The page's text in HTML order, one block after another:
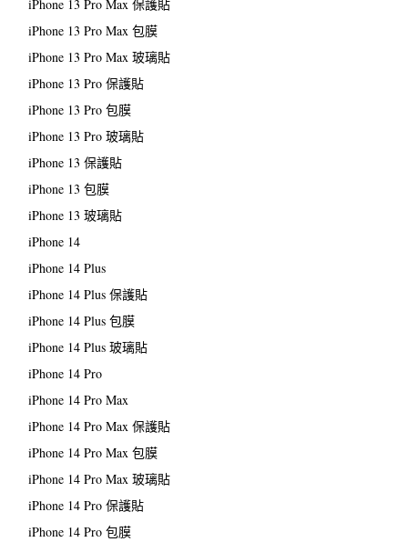
iPhone 13 Pro Max 保護貼
iPhone 13 Pro Max 包膜
iPhone 13 Pro Max 玻璃貼
iPhone 13 Pro 保護貼
iPhone 13 Pro 包膜
iPhone 13 Pro 玻璃貼
iPhone 13 保護貼
iPhone 13 包膜
iPhone 13 玻璃貼
iPhone 14
iPhone 14 Plus
iPhone 14 Plus 保護貼
iPhone 14 Plus 包膜
iPhone 14 Plus 玻璃貼
iPhone 14 Pro
iPhone 14 Pro Max
iPhone 14 Pro Max 保護貼
iPhone 14 Pro Max 包膜
iPhone 14 Pro Max 玻璃貼
iPhone 14 Pro 保護貼
iPhone 14 Pro 包膜